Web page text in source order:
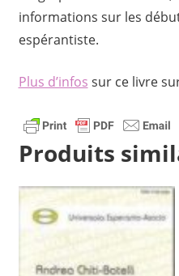
informations sur les
espérantiste.
Plus d’infos sur ce livre
Produits